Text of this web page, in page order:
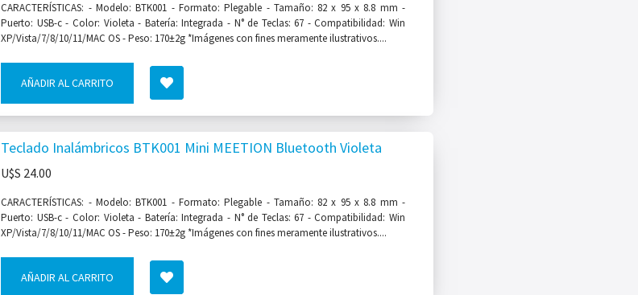
CARACTERÍSTICAS: - Modelo: BTK001 - Formato: Plegable - Tamaño: 82 x 95 x 8.8 mm -
Puerto: USB-c - Color: Violeta - Batería: Integrada - N° de Teclas: 67 - Compatibilidad: Win
XP/Vista/7/8/10/11/MAC OS - Peso: 170±2g *Imágenes con fines meramente ilustrativos....
AÑADIR AL CARRITO
Teclado Inalámbricos BTK001 Mini MEETION Bluetooth Violeta
U$S 24.00
CARACTERÍSTICAS: - Modelo: BTK001 - Formato: Plegable - Tamaño: 82 x 95 x 8.8 mm -
Puerto: USB-c - Color: Violeta - Batería: Integrada - N° de Teclas: 67 - Compatibilidad: Win
XP/Vista/7/8/10/11/MAC OS - Peso: 170±2g *Imágenes con fines meramente ilustrativos....
AÑADIR AL CARRITO